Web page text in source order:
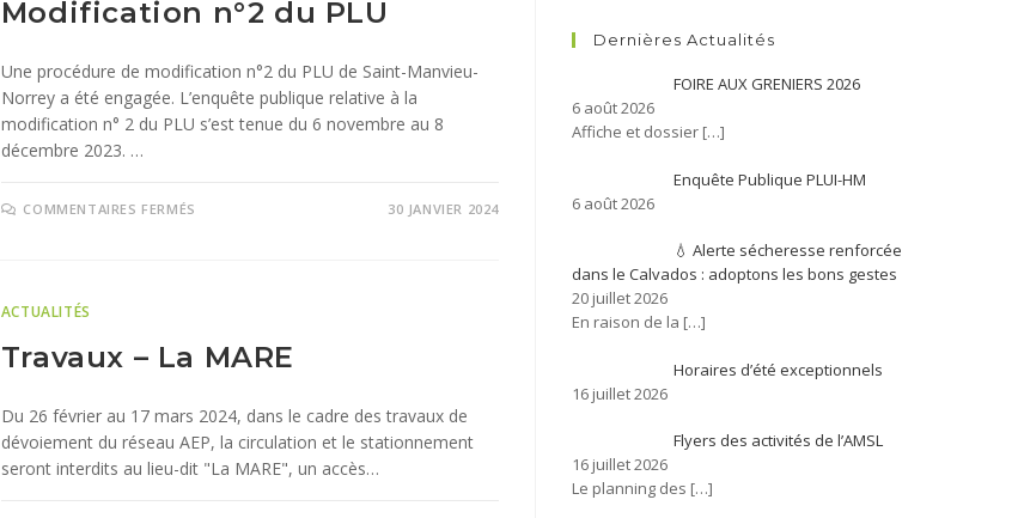
Modification n°2 du PLU
Une procédure de modification n°2 du PLU de Saint-Manvieu-
Norrey a été engagée. L’enquête publique relative à la
modification n° 2 du PLU s’est tenue du 6 novembre au 8
décembre 2023. …
COMMENTAIRES FERMÉS 30 JANVIER 2024
ACTUALITÉS
Travaux – La MARE
Du 26 février au 17 mars 2024, dans le cadre des travaux de
dévoiement du réseau AEP, la circulation et le stationnement
seront interdits au lieu-dit "La MARE", un accès…
Dernières Actualités
FOIRE AUX GRENIERS 2026
6 août 2026
Affiche et dossier […]
Enquête Publique PLUI-HM
6 août 2026
💧 Alerte sécheresse renforcée
dans le Calvados : adoptons les bons gestes
20 juillet 2026
En raison de la […]
Horaires d’été exceptionnels
16 juillet 2026
Flyers des activités de l’AMSL
16 juillet 2026
Le planning des […]